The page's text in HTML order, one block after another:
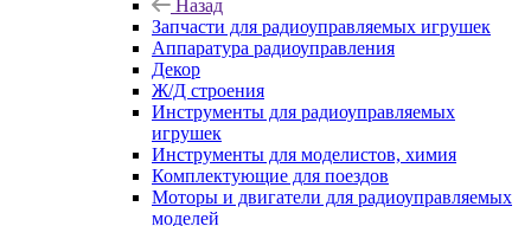
Назад
Запчасти для радиоуправляемых игрушек
Аппаратура радиоуправления
Декор
Ж/Д строения
Инструменты для радиоуправляемых
игрушек
Инструменты для моделистов, химия
Комплектующие для поездов
Моторы и двигатели для радиоуправляемых
моделей